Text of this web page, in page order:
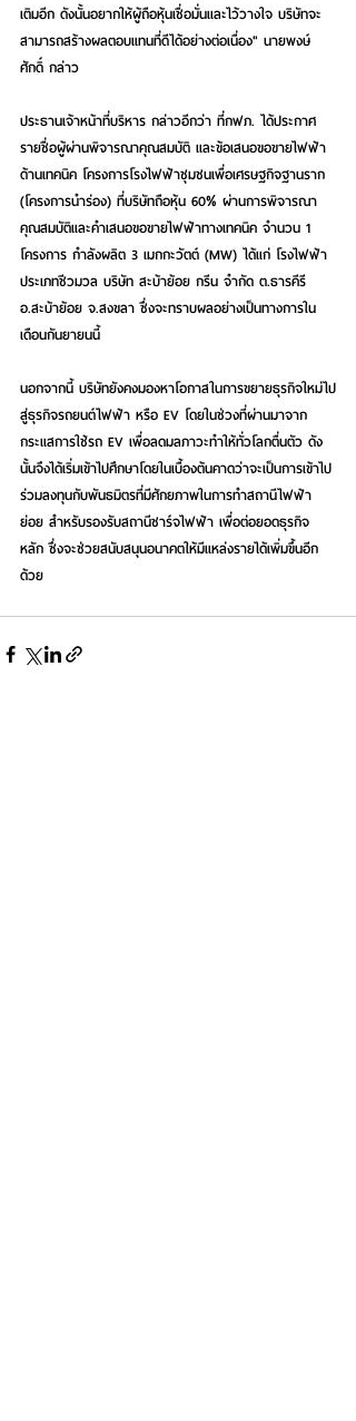
เติมอีก ดังนั้นอยากให้ผู้ถือหุ้นเชื่อมั่นและไว้วางใจ บริษัทจะ
สามารถสร้างผลตอบแทนที่ดีได้อย่างต่อเนื่อง" นายพงษ์
ศักดิ์ กล่าว
ประธานเจ้าหน้าที่บริหาร กล่าวอีกว่า ที่กฟภ. ได้ประกาศ
รายชื่อผู้ผ่านพิจารณาคุณสมบัติ และข้อเสนอขอขายไฟฟ้า
ด้านเทคนิค โครงการโรงไฟฟ้าชุมชนเพื่อเศรษฐกิจฐานราก
(โครงการนำร่อง) ที่บริษัทถือหุ้น 60% ผ่านการพิจารณา
คุณสมบัติและคำเสนอขอขายไฟฟ้าทางเทคนิค จำนวน 1
โครงการ กำลังผลิต 3 เมกกะวัตต์ (MW) ได้แก่ โรงไฟฟ้า
ประเภทชีวมวล บริษัท สะบ้าย้อย กรีน จำกัด ต.ธารคีรี
อ.สะบ้าย้อย จ.สงขลา ซึ่งจะทราบผลอย่างเป็นทางการใน
เดือนกันยายนนี้
นอกจากนี้ บริษัทยังคงมองหาโอกาสในการขยายธุรกิจใหม่ไป
สู่ธุรกิจรถยนต์ไฟฟ้า หรือ EV โดยในช่วงที่ผ่านมาจาก
กระแสการใช้รถ EV เพื่อลดมลภาวะทำให้ทั่วโลกตื่นตัว ดัง
นั้นจึงได้เริ่มเข้าไปศึกษาโดยในเบื้องต้นคาดว่าจะเป็นการเข้าไป
ร่วมลงทุนกับพันธมิตรที่มีศักยภาพในการทำสถานีไฟฟ้า
ย่อย สำหรับรองรับสถานีชาร์จไฟฟ้า เพื่อต่อยอดธุรกิจ
หลัก ซึ่งจะช่วยสนับสนุนอนาคตให้มีแหล่งรายได้เพิ่มขึ้นอีก
ด้วย